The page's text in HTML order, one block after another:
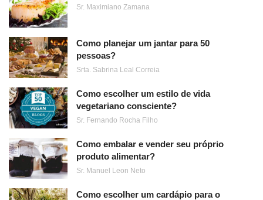
Sr. Maximiano Zamana
Como planejar um jantar para 50
pessoas?
Srta. Sabrina Leal Correia
Como escolher um estilo de vida
vegetariano consciente?
Sr. Fernando Rocha Filho
Como embalar e vender seu próprio
produto alimentar?
Sr. Manuel Leon Neto
Como escolher um cardápio para o